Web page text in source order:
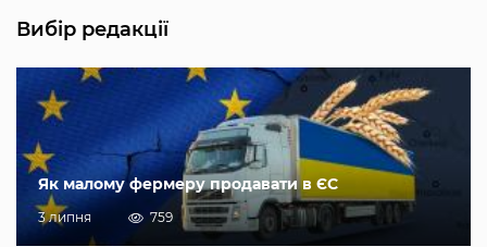
Вибір редакції
Як малому фермеру продавати в ЄС
3 липня 759